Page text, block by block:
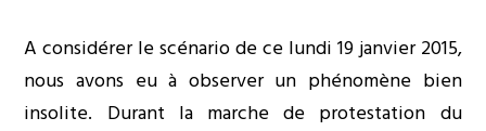
A considérer le scénario de ce lundi 19 janvier 2015,
nous avons eu à observer un phénomène bien
insolite. Durant la marche de protestation du